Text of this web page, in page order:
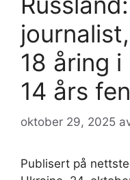
18 åring
14 års
oktober 29, 2025
Publisert på